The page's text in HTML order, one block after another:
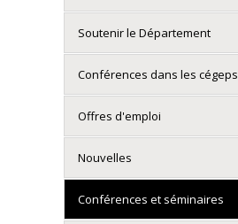
Soutenir le Département
Conférences dans les cégeps
Offres d'emploi
Nouvelles
Conférences et séminaires